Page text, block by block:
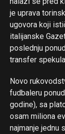
je uprava
ugovora koji
italijanske
poslednju
transfer
Novo
fudbaleru
godine), sa
osam miliona
najmanje jednu